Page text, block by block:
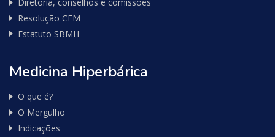
Resolução CFM
Estatuto SBMH
Medicina Hiperbárica
O que é?
O Mergulho
Indicações